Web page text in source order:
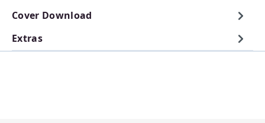
Cover Download
Extras